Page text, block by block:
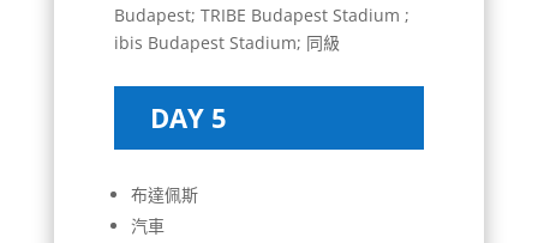
Budapest; TRIBE Budapest Stadium ;
ibis Budapest Stadium; 同級
DAY 5
布達佩斯
汽車